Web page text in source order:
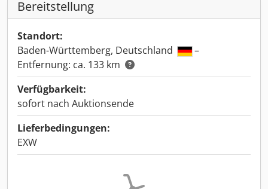
Bereitstellung
Standort:
Baden-Württemberg, Deutschland
–
Entfernung: ca. 133 km
Verfügbarkeit:
sofort nach Auktionsende
Lieferbedingungen:
EXW